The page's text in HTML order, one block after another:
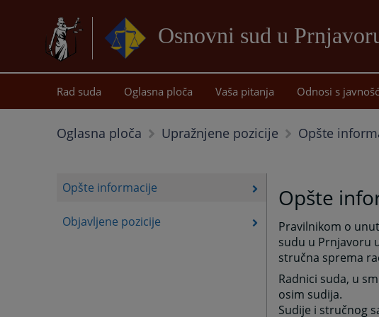
Osnovni sud u
Rad suda Oglasna ploča Vaša pitanja Odnosi s
Oglasna ploča Upražnjene pozicije Opšte
Opšte informacije
Objavljene pozicije
Opšte
Pravilnikom o
sudu u Prnjavoru
stručna sprema
Radnici suda, u
osim sudija.
Sudije i stručnog